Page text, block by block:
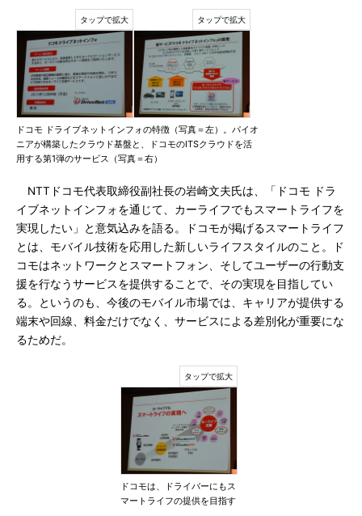
ドコモ ドライブネットインフォの特徴（写真＝左）。パイオ
ニアが構築したクラウド基盤と、ドコモのITSクラウドを活
用する第1弾のサービス（写真＝右）
NTTドコモ代表取締役副社長の岩崎文夫氏は、「ドコモ ドラ
イブネットインフォを通じて、カーライフでもスマートライフを
実現したい」と意気込みを語る。ドコモが掲げるスマートライフ
とは、モバイル技術を応用した新しいライフスタイルのこと。ド
コモはネットワークとスマートフォン、そしてユーザーの行動支
援を行なうサービスを提供することで、その実現を目指してい
る。というのも、今後のモバイル市場では、キャリアが提供する
端末や回線、料金だけでなく、サービスによる差別化が重要にな
るためだ。
ドコモは、ドライバーにもス
マートライフの提供を目指す